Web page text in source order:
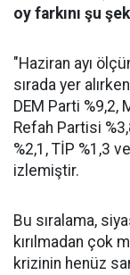
oy farkını şu
"Haziran ayı
sırada yer
DEM Parti %9,2,
Refah Partisi
%2,1, TİP %1,3
izlemiştir.
Bu sıralama,
kırılmadan çok
krizinin henüz